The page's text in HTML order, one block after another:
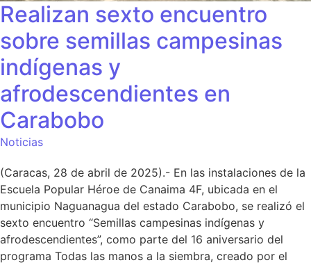
Realizan sexto encuentro
sobre semillas campesinas
indígenas y
afrodescendientes en
Carabobo
Noticias
(Caracas, 28 de abril de 2025).- En las instalaciones de la
Escuela Popular Héroe de Canaima 4F, ubicada en el
municipio Naguanagua del estado Carabobo, se realizó el
sexto encuentro “Semillas campesinas indígenas y
afrodescendientes”, como parte del 16 aniversario del
programa Todas las manos a la siembra, creado por el